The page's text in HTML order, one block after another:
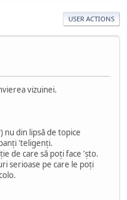
USER ACTIONS
vizuinei.
nu din lipsă de topice
'teligenți.
de care să poți face 'șto.
serioase pe care le poți